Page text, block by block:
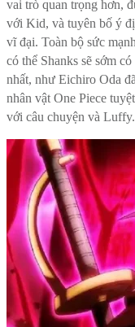
vai trò quan trọng hơn,
với Kid, và tuyên bố ý
vĩ đại. Toàn bộ sức
có thể Shanks sẽ sớm
nhất, như Eichiro Oda
nhân vật One Piece
với câu chuyện và Luffy.